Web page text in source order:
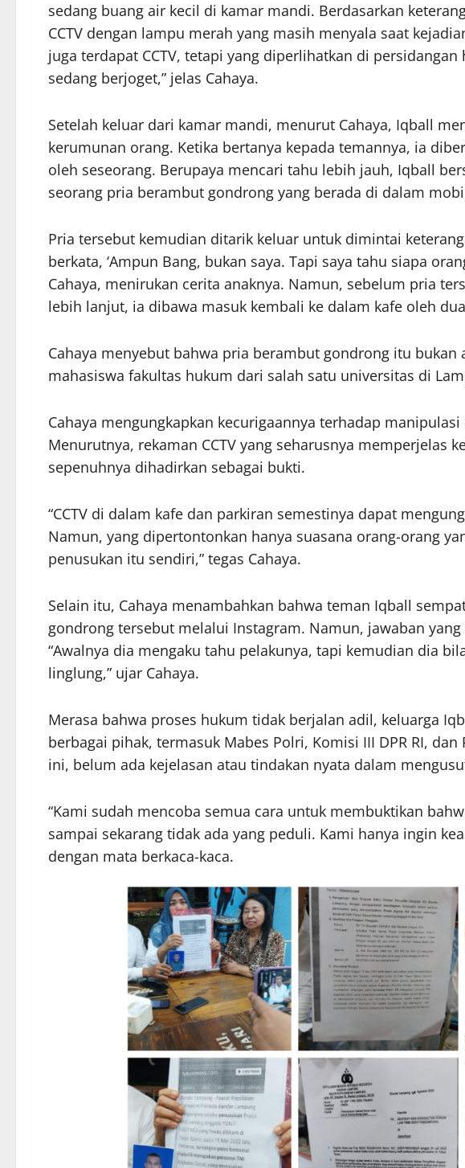
sedang buang air kecil di kamar mandi. Berdasarkan
CCTV dengan lampu merah yang masih menyala saat
juga terdapat CCTV, tetapi yang diperlihatkan di
sedang berjoget,” jelas Cahaya.
Setelah keluar dari kamar mandi, menurut Cahaya, Iqball
kerumunan orang. Ketika bertanya kepada temannya, ia
oleh seseorang. Berupaya mencari tahu lebih jauh, Iqball
seorang pria berambut gondrong yang berada di dalam
Pria tersebut kemudian ditarik keluar untuk dimintai
berkata, ‘Ampun Bang, bukan saya. Tapi saya tahu siapa
Cahaya, menirukan cerita anaknya. Namun, sebelum pria
lebih lanjut, ia dibawa masuk kembali ke dalam kafe oleh
Cahaya menyebut bahwa pria berambut gondrong itu bukan
mahasiswa fakultas hukum dari salah satu universitas di
Cahaya mengungkapkan kecurigaannya terhadap
Menurutnya, rekaman CCTV yang seharusnya memperjelas
sepenuhnya dihadirkan sebagai bukti.
“CCTV di dalam kafe dan parkiran semestinya dapat
Namun, yang dipertontonkan hanya suasana orang-orang
penusukan itu sendiri,” tegas Cahaya.
Selain itu, Cahaya menambahkan bahwa teman Iqball
gondrong tersebut melalui Instagram. Namun, jawaban
“Awalnya dia mengaku tahu pelakunya, tapi kemudian dia
linglung,” ujar Cahaya.
Merasa bahwa proses hukum tidak berjalan adil, keluarga
berbagai pihak, termasuk Mabes Polri, Komisi III DPR RI,
ini, belum ada kejelasan atau tindakan nyata dalam
“Kami sudah mencoba semua cara untuk membuktikan
sampai sekarang tidak ada yang peduli. Kami hanya ingin
dengan mata berkaca-kaca.